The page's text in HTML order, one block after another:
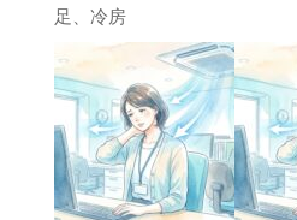
足、冷房